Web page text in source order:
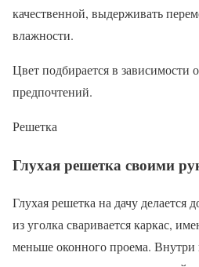
качественной, выдерживать
влажности.
Цвет подбирается в зависимости
предпочтений.
Решетка
Глухая решетка своими
Глухая решетка на дачу делается
из уголка сваривается каркас,
меньше оконного проема. Внутри